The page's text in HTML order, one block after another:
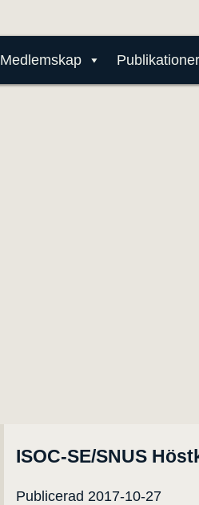
Medlemskap Publikationer
ISOC-SE/SNUS
Publicerad 2017-10-27